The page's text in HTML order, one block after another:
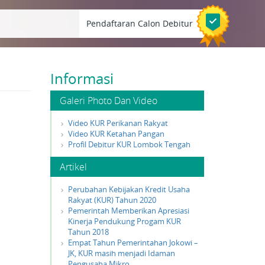
Pendaftaran Calon Debitur
Informasi
Galeri Photo Dan Video
Video KUR Perikanan Rakyat
Video KUR Ketahan Pangan
Profil Debitur KUR Lombok Tengah
Artikel
Perubahan Kebijakan Kredit Usaha
Rakyat (KUR) Tahun 2020
Pemerintah Memberikan Apresiasi
Kinerja Pendukung Progam KUR
Tahun 2018
Empat Tahun Pemerintahan Jokowi –
JK, KUR masih menjadi Idaman